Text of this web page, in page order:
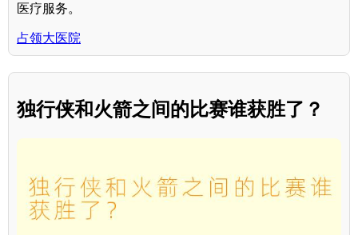
医疗服务。
占领大医院
独行侠和火箭之间的比赛谁获胜了？